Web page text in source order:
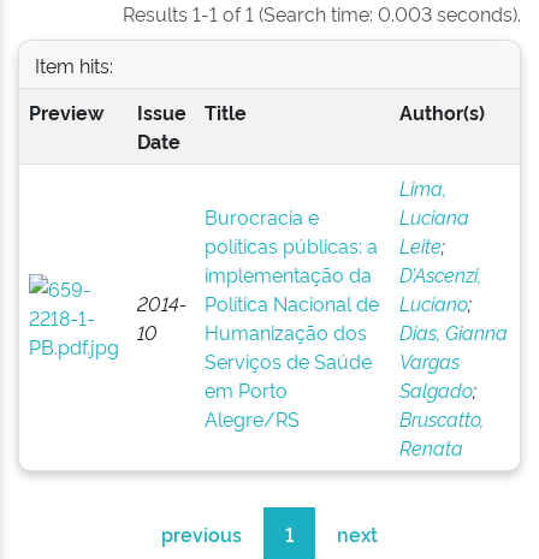
Results 1-1 of 1 (Search time: 0.003 seconds).
Item hits:
Preview
Issue
Date
Title Author(s)
2014-
10
Burocracia e
políticas públicas: a
implementação da
Política Nacional de
Humanização dos
Serviços de Saúde
em Porto
Alegre/RS
Lima,
Luciana
Leite;
D’Ascenzi,
Luciano;
Dias, Gianna
Vargas
Salgado;
Bruscatto,
Renata
previous 1 next